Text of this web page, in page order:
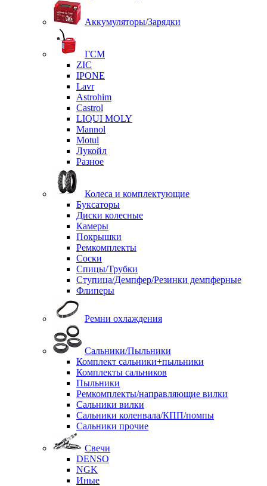
Аккумуляторы/Зарядки
ГСМ
ZIC
IPONE
Lavr
Astrohim
Castrol
LIQUI MOLY
Mannol
Motul
Лукойл
Разное
Колеса и комплектующие
Буксаторы
Диски колесные
Камеры
Покрышки
Ремкомплекты
Соски
Спицы/Трубки
Ступица/Демпфер/Резинки демпферные
Флиперы
Ремни охлаждения
Сальники/Пыльники
Комплект сальники+пыльники
Комплекты сальников
Пыльники
Ремкомплекты/направляющие вилки
Сальники вилки
Сальники коленвала/КПП/помпы
Сальники прочие
Свечи
DENSO
NGK
Иные